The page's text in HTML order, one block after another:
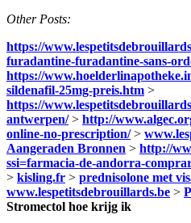
Other Posts:
https://
furadantine-furadantine-sans-
https://
sildenafil-25mg-preis.htm >
https://
antwerpen/> http://
online-no-prescription/>
Aangeraden Bronnen > http://
ssi=farmacia-de-andorra-
> kisling.fr > prednisolone met
www.lespetitsdebrouillards.be >
Stromectol hoe krijg ik